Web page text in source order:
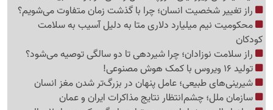
راز تغییر شخصیت انسان؛ چرا با گذشت زمان متفاوت می‌شویم؟
محکومیت نیم میلیارد دلاری متا به دلیل آسیب به سلامت
کودکان
راز سلامت نوزادان؛ چرا شیردهی تا دو سالگی توصیه می‌شود؟
تولید 16 ویروس با کمک هوش مصنوعی!
شیرینی‌های طبیعی؛ عامل پنهان در بزرگ‌تر شدن مغز انسان
سازمان ملل؛ چشم‌انتظار نتایج مذاکرات ایران و عمان